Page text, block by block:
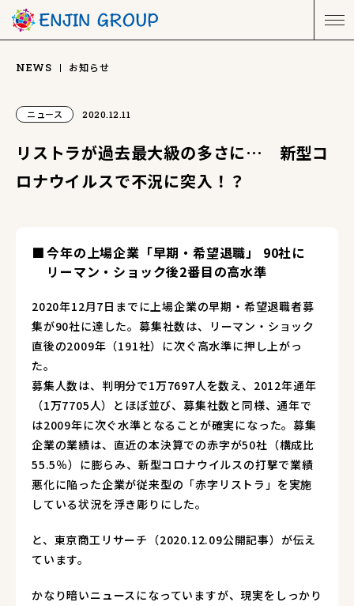
NEWS お知らせ
ニュース 2020.12.11
リストラが過去最大級の多さに… 新型コ
ロナウイルスで不況に突入！？
今年の上場企業「早期・希望退職」 90社に
リーマン・ショック後2番目の高水準
2020年12月7日までに上場企業の早期・希望退職者募
集が90社に達した。募集社数は、リーマン・ショック
直後の2009年（191社）に次ぐ高水準に押し上がっ
た。
募集人数は、判明分で1万7697人を数え、2012年通年
（1万7705人）とほぼ並び、募集社数と同様、通年で
は2009年に次ぐ水準となることが確実になった。募集
企業の業績は、直近の本決算での赤字が50社（構成比
55.5％）に膨らみ、新型コロナウイルスの打撃で業績
悪化に陥った企業が従来型の「赤字リストラ」を実施
している状況を浮き彫りにした。
と、 東京商工リサーチ（2020.12.09公開記事） が伝え
ています。
かなり暗いニュースになっていますが、現実をしっかり